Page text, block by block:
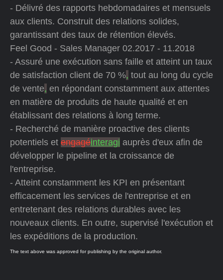
- Délivré des rapports hebdomadaires et mensuels
aux clients. Construit des relations solides,
garantissant des taux de rétention élevés.
Feel Good - Sales Manager 02.2017 - 11.2018
- Assuré une exécution sans faille et atteint un taux
de satisfaction client de 70 %, tout au long du cycle
de vente, en répondant constamment aux attentes
en matière de produits de haute qualité et en
établissant des relations à long terme.
- Recherché de manière proactive des clients
potentiels et engagéinteragi auprès d'eux afin de
développer le pipeline et la croissance de
l'entreprise.
- Atteint constamment les KPI en présentant
efficacement les services de l'entreprise et en
entretenant des relations durables avec les
nouveaux clients. En outre, supervisé l'exécution et
les expéditions de la production.
The text above was approved for publishing by the original author.